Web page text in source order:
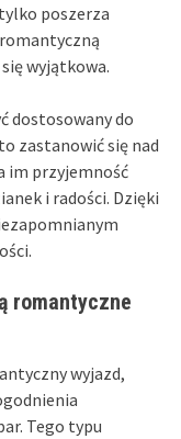
poszerza
wyjątkowa.
dostosowany do
zastanowić się nad
im przyjemność
i radości. Dzięki
romantyczne
wyjazd,
Tego typu